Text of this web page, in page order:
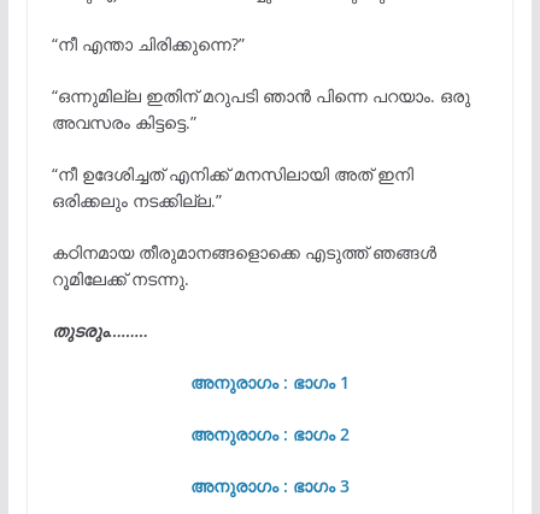
“നീ എന്താ ചിരിക്കുന്നെ?”
“ഒന്നുമില്ല ഇതിന് മറുപടി ഞാൻ പിന്നെ പറയാം. ഒരു
അവസരം കിട്ടട്ടെ.”
“നീ ഉദേശിച്ചത്‌ എനിക്ക് മനസിലായി അത് ഇനി
ഒരിക്കലും നടക്കില്ല.”
കഠിനമായ തീരുമാനങ്ങളൊക്കെ എടുത്ത് ഞങ്ങൾ
റൂമിലേക്ക് നടന്നു.
തുടരും………
അനുരാഗം : ഭാഗം 1
അനുരാഗം : ഭാഗം 2
അനുരാഗം : ഭാഗം 3